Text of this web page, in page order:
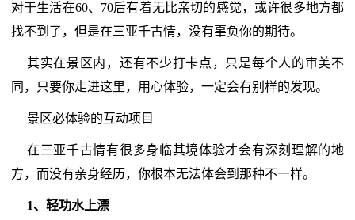
对于生活在60、70后有着无比亲切的感觉，或许很多地方都
找不到了，但是在三亚千古情，没有辜负你的期待。
其实在景区内，还有不少打卡点，只是每个人的审美不
同，只要你走进这里，用心体验，一定会有别样的发现。
景区必体验的互动项目
在三亚千古情有很多身临其境体验才会有深刻理解的地
方，而没有亲身经历，你根本无法体会到那种不一样。
1、轻功水上漂